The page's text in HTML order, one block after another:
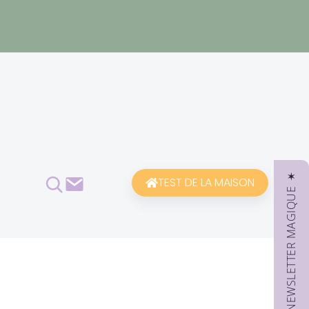
Rechercher
Contact TEST DE LA MAISON ✶ NEWSLETTER MAGIQUE ✶